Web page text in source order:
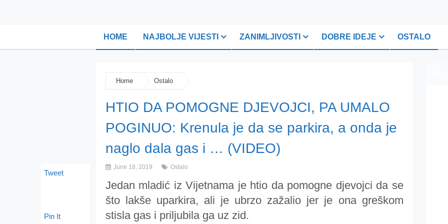
HOME NAJBOLJE VIJESTI ZANIMLJIVOSTI DOBRE IDEJE OSTALO
Home Ostalo
HTIO DA POMOGNE DJEVOJCI, PA UMALO
POGINUO: Krenula je da se parkira, a onda je
naglo dala gas i … (VIDEO)
June 18, 2019 Ostalo
Jedan mladić iz Vijetnama je htio da pomogne djevojci da se
što lakše uparkira, ali je ubrzo zažalio jer je ona greškom
stisla gas i priljubila ga uz zid.
Tweet
Pin It